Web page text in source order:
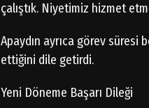
çalıştık. Niyetimiz hizmet
Apaydın ayrıca görev süresi
ettiğini dile getirdi.
Yeni Döneme Başarı Dileği